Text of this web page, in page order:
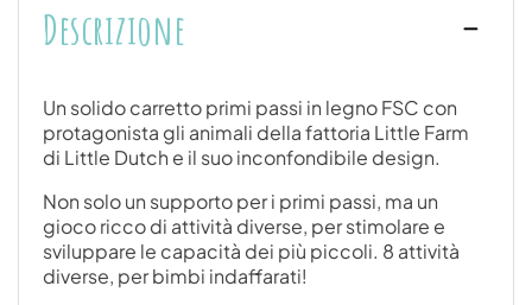
Descrizione
Un solido carretto primi passi in legno FSC con
protagonista gli animali della fattoria Little Farm
di Little Dutch e il suo inconfondibile design.
Non solo un supporto per i primi passi, ma un
gioco ricco di attività diverse, per stimolare e
sviluppare le capacità dei più piccoli. 8 attività
diverse, per bimbi indaffarati!